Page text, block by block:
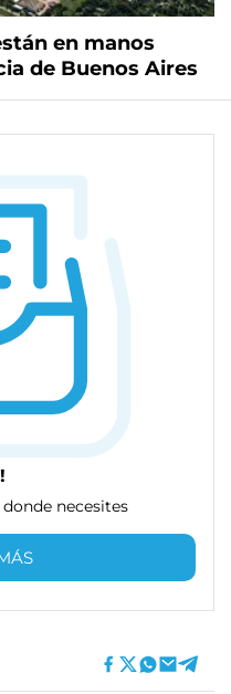
en manos
de Buenos Aires
necesites